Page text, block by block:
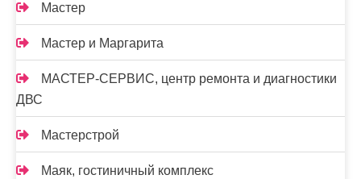
Мастер
Мастер и Маргарита
МАСТЕР-СЕРВИС, центр ремонта и диагностики
ДВС
Мастерстрой
Маяк, гостиничный комплекс